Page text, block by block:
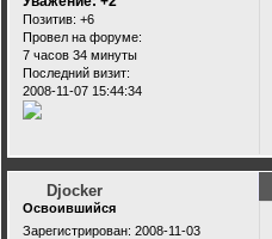
Позитив: +6
Провел на форуме:
7 часов 34 минуты
Последний визит:
2008-11-07 15:44:34
Djocker
Освоившийся
Зарегистрирован: 2008-11-03